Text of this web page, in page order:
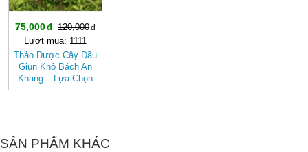
75,000
120,000
Lượt mua: 1111
Thảo Dược Cây Dầu
Giun Khô Bách An
Khang – Lựa Chọn
Cho Hệ Tiêu Hóa
SẢN PHẨM KHÁC